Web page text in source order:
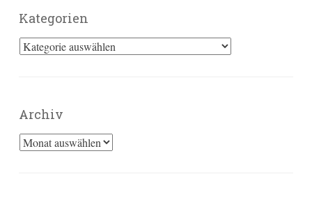
Kategorien
Kategorien
Archiv
Archiv